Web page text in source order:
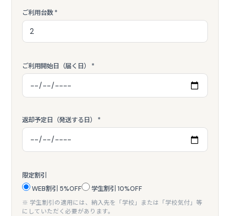
ご利用台数 *
ご利用開始日（届く日） *
返却予定日（発送する日） *
限定割引
WEB割引 5%OFF
学生割引 10%OFF
※ 学生割引の適用には、納入先を「学校」または「学校気付」等
にしていただく必要があります。